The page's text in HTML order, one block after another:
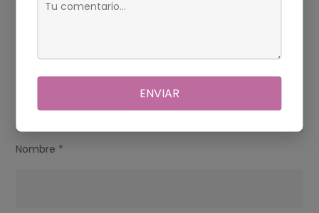
Nombre *
ENVIAR